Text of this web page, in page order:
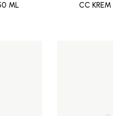
ML CC